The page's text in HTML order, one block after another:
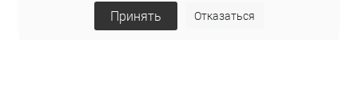
Принять Отказаться